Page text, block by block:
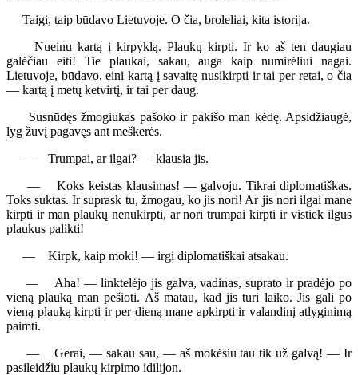
Taigi, taip būdavo Lietuvoje. O čia, broleliai, kita istorija.
Nueinu kartą į kirpyklą. Plaukų kirpti. Ir ko aš ten daugiau
galėčiau eiti! Tie plaukai, sakau, auga kaip numirėliui nagai.
Lietuvoje, būdavo, eini kartą į savaitę nusikirpti ir tai per retai, o čia
— kartą į metų ketvirtį, ir tai per daug.
Susnūdęs žmogiukas pašoko ir pakišo man kėdę. Apsidžiaugė,
lyg žuvį pagavęs ant meškerės.
— Trumpai, ar ilgai? — klausia jis.
— Koks keistas klausimas! — galvoju. Tikrai diplomatiškas.
Toks suktas. Ir suprask tu, žmogau, ko jis nori! Ar jis nori ilgai mane
kirpti ir man plaukų nenukirpti, ar nori trumpai kirpti ir vistiek ilgus
plaukus palikti!
— Kirpk, kaip moki! — irgi diplomatiškai atsakau.
— Aha! — linktelėjo jis galva, vadinas, suprato ir pradėjo po
vieną plauką man pešioti. Aš matau, kad jis turi laiko. Jis gali po
vieną plauką kirpti ir per dieną mane apkirpti ir valandinį atlyginimą
paimti.
— Gerai, — sakau sau, — aš mokėsiu tau tik už galvą! — Ir
pasileidžiu plaukų kirpimo idilijon.